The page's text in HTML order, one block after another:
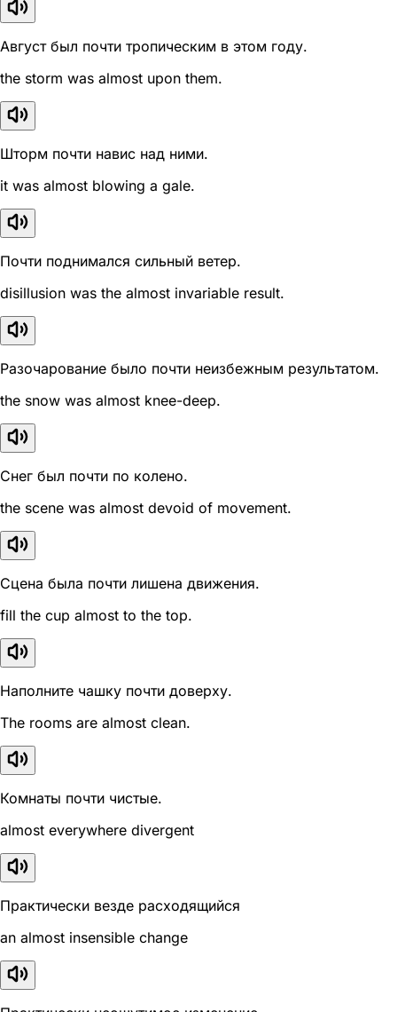
Август был почти тропическим в этом году.
the storm was almost upon them.
Шторм почти навис над ними.
it was almost blowing a gale.
Почти поднимался сильный ветер.
disillusion was the almost invariable result.
Разочарование было почти неизбежным результатом.
the snow was almost knee-deep.
Снег был почти по колено.
the scene was almost devoid of movement.
Сцена была почти лишена движения.
fill the cup almost to the top.
Наполните чашку почти доверху.
The rooms are almost clean.
Комнаты почти чистые.
almost everywhere divergent
Практически везде расходящийся
an almost insensible change